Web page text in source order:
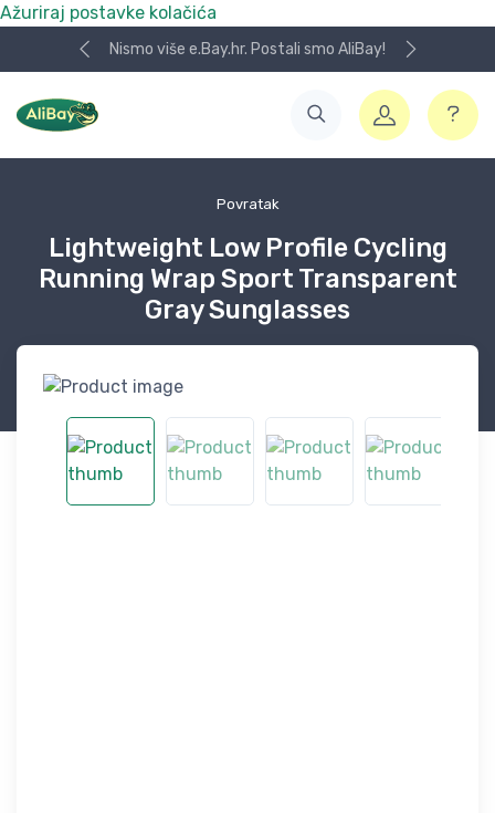
Ažuriraj postavke kolačića
Nismo više e.Bay.hr. Postali smo AliBay!
Povratak
Lightweight Low Profile Cycling
Running Wrap Sport Transparent
Gray Sunglasses